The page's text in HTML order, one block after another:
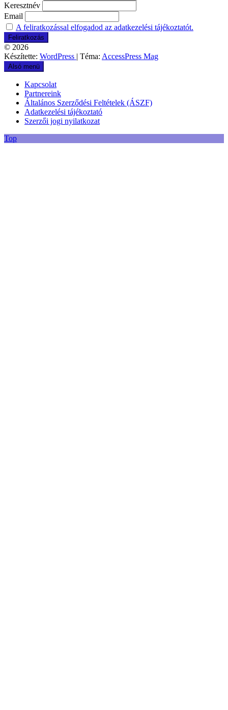
Keresztnév
Email
A feliratkozással elfogadod az adatkezelési tájékoztatót.
© 2026
Készítette: WordPress | Téma: AccessPress Mag
Alsó menü
Kapcsolat
Partnereink
Általános Szerződési Feltételek (ÁSZF)
Adatkezelési tájékoztató
Szerzői jogi nyilatkozat
Top